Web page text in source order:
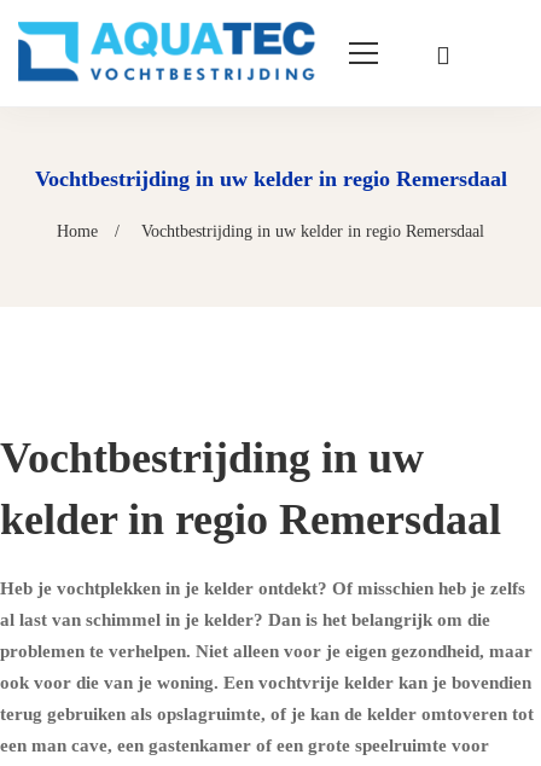
Vochtbestrijding in uw kelder in regio Remersdaal
Home Vochtbestrijding in uw kelder in regio Remersdaal
Vochtbestrijding in uw
kelder in regio Remersdaal
Heb je vochtplekken in je kelder ontdekt? Of misschien heb je zelfs
al last van schimmel in je kelder? Dan is het belangrijk om die
problemen te verhelpen. Niet alleen voor je eigen gezondheid, maar
ook voor die van je woning. Een vochtvrije kelder kan je bovendien
terug gebruiken als opslagruimte, of je kan de kelder omtoveren tot
een man cave, een gastenkamer of een grote speelruimte voor